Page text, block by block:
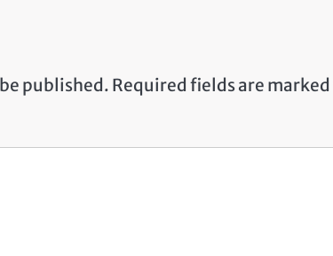
published. Required fields are marked